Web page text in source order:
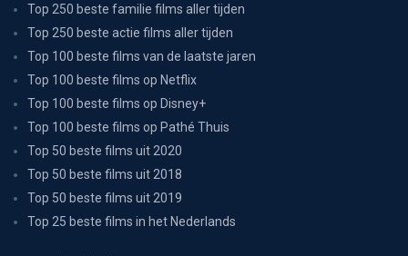
Top 250 beste familie films aller tijden
Top 250 beste actie films aller tijden
Top 100 beste films van de laatste jaren
Top 100 beste films op Netflix
Top 100 beste films op Disney+
Top 100 beste films op Pathé Thuis
Top 50 beste films uit 2020
Top 50 beste films uit 2018
Top 50 beste films uit 2019
Top 25 beste films in het Nederlands